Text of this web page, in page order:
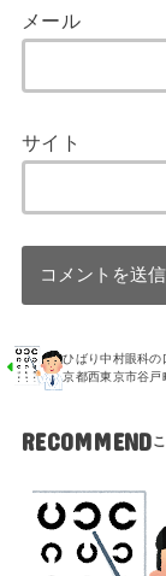
メール
サイト
ひばり中村眼科の
京都西東京市谷戸
RECOMMEND